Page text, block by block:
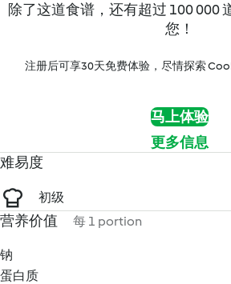
除了这道食谱，还有超过 100 000
您！
注册后可享30天免费体验，尽情探索
马上体验
更多信息
难易度
初级
营养价值 每 1 portion
钠
蛋白质